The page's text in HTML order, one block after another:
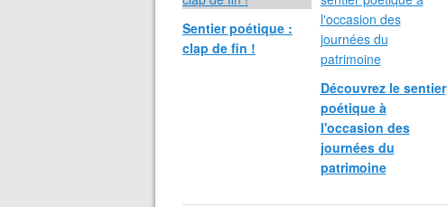
Sentier poétique :
clap de fin !
Découvrez le sentier
poétique à
l'occasion des
journées du
patrimoine